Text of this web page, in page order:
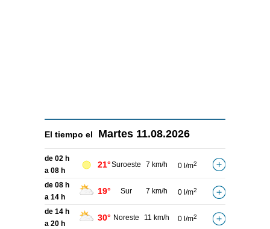
El tiempo el Martes 11.08.2026
de 02 h
a 08 h
21°Suroeste 7 km/h 0 l/m2
de 08 h
a 14 h
19° Sur 7 km/h 0 l/m2
de 14 h
a 20 h
30° Noreste 11 km/h 0 l/m2